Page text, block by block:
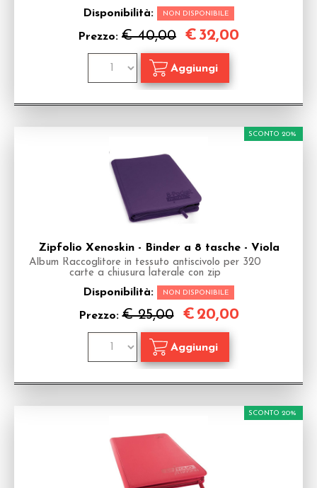
Disponibilità: NON DISPONIBILE
Prezzo: € 40,00 € 32,00
Zipfolio Xenoskin - Binder a 8 tasche - Viola
Album Raccoglitore in tessuto antiscivolo per 320
carte a chiusura laterale con zip
Disponibilità: NON DISPONIBILE
Prezzo:€ 25,00
SCONTO 20%
€ 20,00
SCONTO 20%